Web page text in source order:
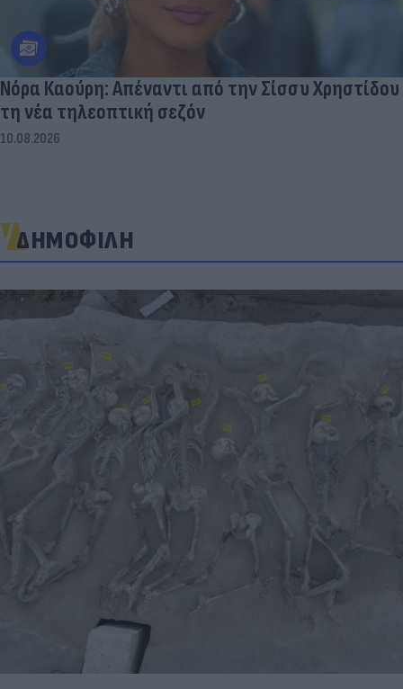
Νόρα Καούρη: Απέναντι από την Σίσσυ Χρηστίδου
τη νέα τηλεοπτική σεζόν
10.08.2026
ΔΗΜΟΦΙΛΗ